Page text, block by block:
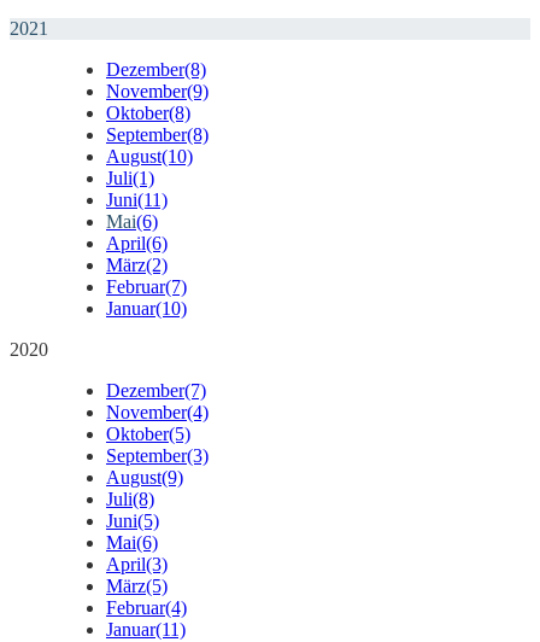
2021
Dezember(8)
November(9)
Oktober(8)
September(8)
August(10)
Juli(1)
Juni(11)
Mai(6)
April(6)
März(2)
Februar(7)
Januar(10)
2020
Dezember(7)
November(4)
Oktober(5)
September(3)
August(9)
Juli(8)
Juni(5)
Mai(6)
April(3)
März(5)
Februar(4)
Januar(11)